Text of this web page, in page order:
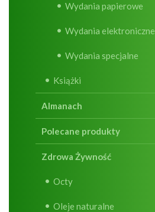
Wydania papierowe
Wydania elektroniczne
Wydania specjalne
Książki
Almanach
Polecane produkty
Zdrowa Żywność
Octy
Oleje naturalne